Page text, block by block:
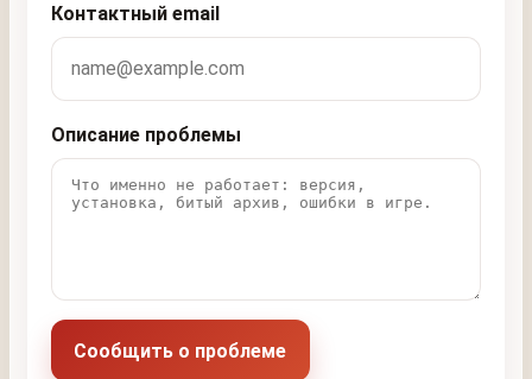
Контактный email
Описание проблемы
Сообщить о проблеме